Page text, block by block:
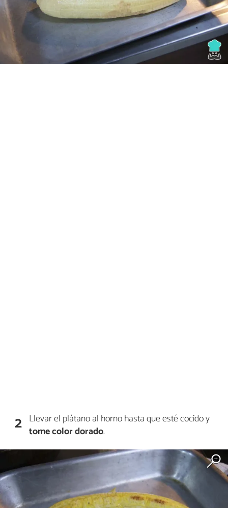
2 Llevar el plátano al horno hasta que esté cocido y
tome color dorado.